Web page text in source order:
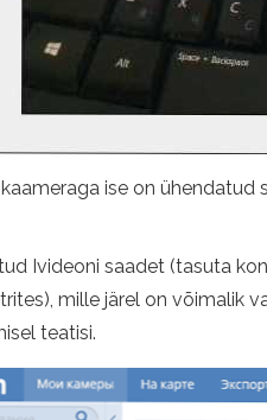
ise on
Ivideoni saadet (tasuta
mille järel on võimalik
teatisi.